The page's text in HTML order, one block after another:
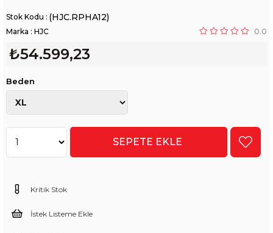
(HJC.RPHA12)
Marka : HJC 0.0
₺54.599,23
Beden
Kritik Stok
İstek Listeme Ekle